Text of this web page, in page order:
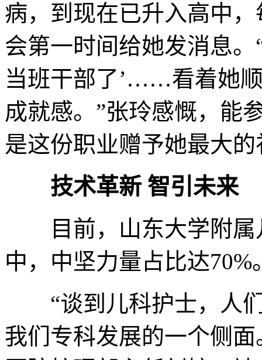
病，到现在已升入高中
会第一时间给她发消息。
当班干部了’……看着她
成就感。”张玲感慨，能
是这份职业赠予她最大的
技术革新 智引未来
目前，山东大学附属
中，中坚力量占比达70%
“谈到儿科护士，人们
我们专科发展的一个侧